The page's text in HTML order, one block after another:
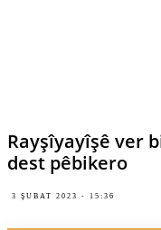
Rayşîyayîşê ver
dest pêbikero
3 ŞUBAT 2023 - 15:36